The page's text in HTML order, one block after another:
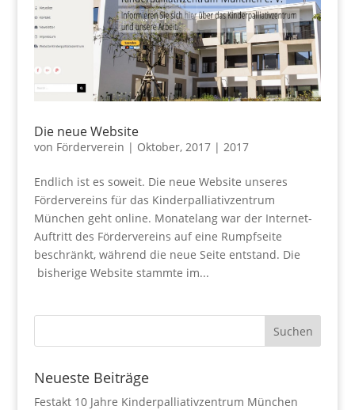
Die neue Website
von Förderverein | Oktober, 2017| 2017
Endlich ist es soweit. Die neue Website unseres
Fördervereins für das Kinderpalliativzentrum
München geht online. Monatelang war der Internet-
Auftritt des Fördervereins auf eine Rumpfseite
beschränkt, während die neue Seite entstand. Die
bisherige Website stammte im...
Neueste Beiträge
Festakt 10 Jahre Kinderpalliativzentrum München